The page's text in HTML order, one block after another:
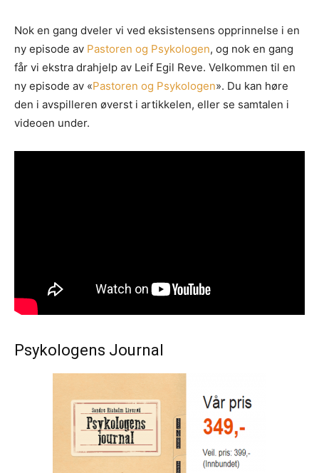
Nok en gang dveler vi ved eksistensens opprinnelse i en
ny episode av Pastoren og Psykologen, og nok en gang
får vi ekstra drahjelp av Leif Egil Reve. Velkommen til en
ny episode av «Pastoren og Psykologen». Du kan høre
den i avspilleren øverst i artikkelen, eller se samtalen i
videoen under.
Psykologens Journal